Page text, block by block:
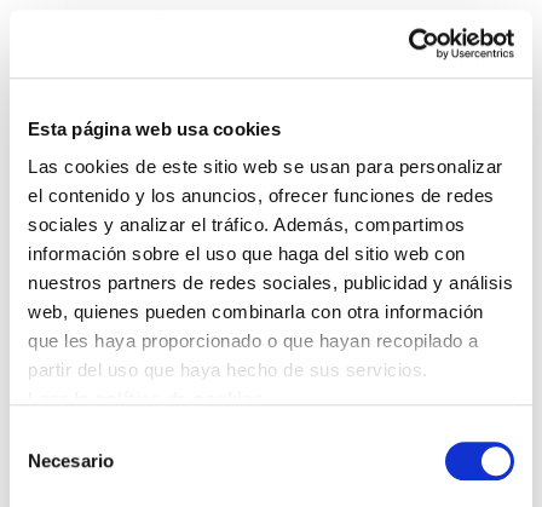
Esta página web usa cookies
Las cookies de este sitio web se usan para personalizar
el contenido y los anuncios, ofrecer funciones de redes
sociales y analizar el tráfico. Además, compartimos
información sobre el uso que haga del sitio web con
nuestros partners de redes sociales, publicidad y análisis
web, quienes pueden combinarla con otra información
que les haya proporcionado o que hayan recopilado a
partir del uso que haya hecho de sus servicios.
Necesario
Enbata + Alda! 2241
Enbata - Alda 2241 (332).pdf3.6 MB
POLÍTICA DE COOKIES
CANAL DE INFORMACIÓN
POLÍTICA DE PRIVACIDAD
MAPA DEL SITIO
ACCESIBILIDAD
Barrainkua 13 - 48009 Bilbo -